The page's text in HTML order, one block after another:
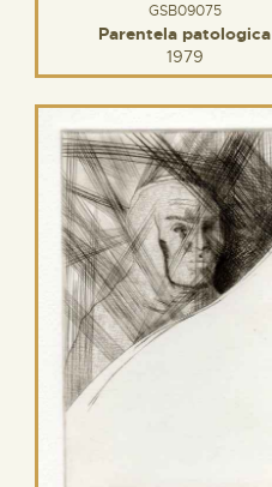
GSB09075
Parentela patologica
1979